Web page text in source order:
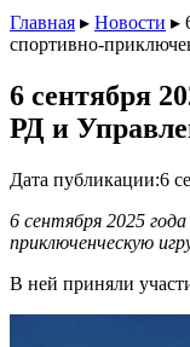
Главная ▸ Новости ▸
спортивно-
6 сентября
РД и
Дата публикации:6
6 сентября 2025
приключенческую
В ней приняли